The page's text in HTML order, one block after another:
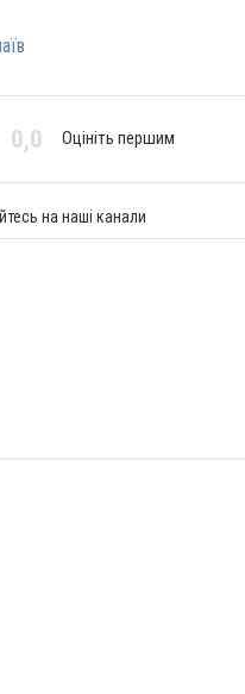
0,0 Оцініть першим
на наші канали